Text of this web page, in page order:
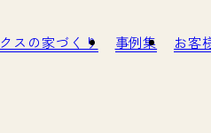
コンクスの家づくり 事例集